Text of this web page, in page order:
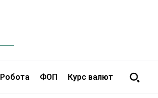
Робота ФОП Курс валют